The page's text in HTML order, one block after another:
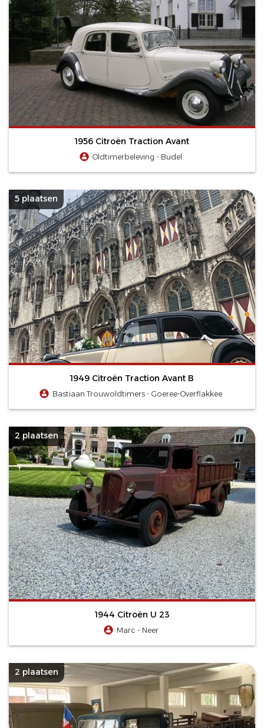
1956 Citroën Traction Avant
Oldtimerbeleving - Budel
5 plaatsen
1949 Citroën Traction Avant B
Bastiaan Trouwoldtimers - Goeree-Overflakkee
2 plaatsen
1944 Citroën U 23
Marc - Neer
2 plaatsen